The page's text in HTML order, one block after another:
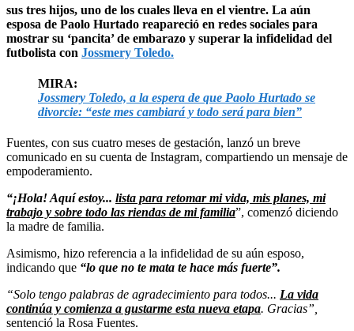
sus tres hijos, uno de los cuales lleva en el vientre. La aún
esposa de Paolo Hurtado reapareció en redes sociales para
mostrar su ‘pancita’ de embarazo y superar la infidelidad del
futbolista con Jossmery Toledo.
MIRA:
Jossmery Toledo, a la espera de que Paolo Hurtado se
divorcie: “este mes cambiará y todo será para bien”
Fuentes, con sus cuatro meses de gestación, lanzó un breve
comunicado en su cuenta de Instagram, compartiendo un mensaje de
empoderamiento.
“¡Hola! Aquí estoy... lista para retomar mi vida, mis planes, mi
trabajo y sobre todo las riendas de mi familia”, comenzó diciendo
la madre de familia.
Asimismo, hizo referencia a la infidelidad de su aún esposo,
indicando que “lo que no te mata te hace más fuerte”.
“Solo tengo palabras de agradecimiento para todos... La vida
continúa y comienza a gustarme esta nueva etapa. Gracias”,
sentenció la Rosa Fuentes.